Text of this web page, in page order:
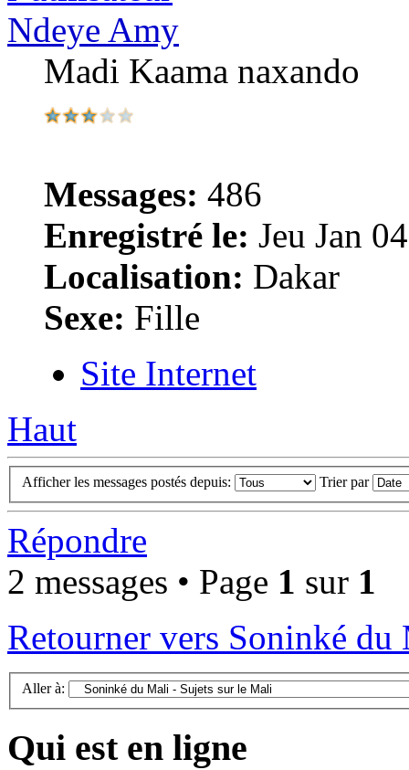
Ndeye Amy
Madi Kaama naxando
Messages: 486
Enregistré le: Jeu Jan
Localisation: Dakar
Sexe: Fille
Site Internet
Haut
Afficher les messages postés depuis: Trier par
Répondre
2 messages • Page 1 sur 1
Retourner vers Soninké
Aller à:
Qui est en ligne